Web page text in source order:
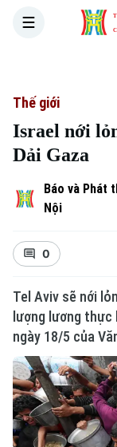
Thế giới
Israel nới
Dải Gaza
Báo và Phát
Nội
0
Tel Aviv sẽ nới
lượng lương
ngày 18/5 của